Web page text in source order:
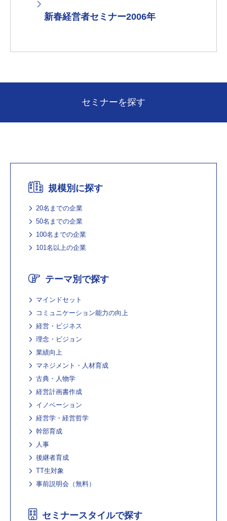
新春経営者セミナー2006年
セミナーを探す
規模別に探す
20名までの企業
50名までの企業
100名までの企業
101名以上の企業
テーマ別で探す
マインドセット
コミュニケーション能力の向上
経営・ビジネス
理念・ビジョン
業績向上
マネジメント・人材育成
古典・人物学
経営計画書作成
イノベーション
経営学・経営哲学
幹部育成
人事
後継者育成
TT生対象
事前説明会（無料）
セミナースタイルで探す